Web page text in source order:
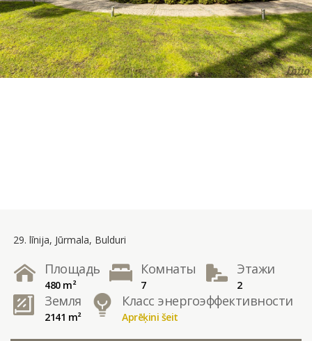
29. līnija, Jūrmala, Bulduri
Площадь
480 m²
Комнаты
7
Этажи
2
Земля
2141 m²
Класс энергоэффективности
Aprēķini šeit